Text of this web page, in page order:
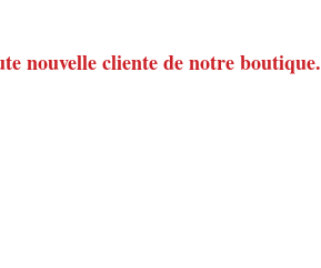
nouvelle cliente de notre boutique.